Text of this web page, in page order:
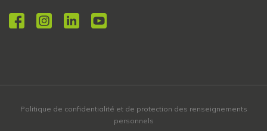
Politique de confidentialité et de protection des renseignements
personnels